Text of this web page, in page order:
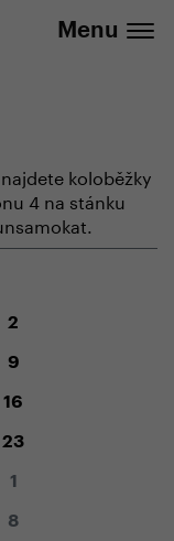
Menu
koloběžky
4 na stánku
2
9
16
23
1
8